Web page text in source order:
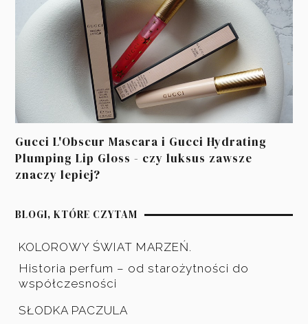
Gucci L'Obscur Mascara i Gucci Hydrating
Plumping Lip Gloss - czy luksus zawsze
znaczy lepiej?
BLOGI, KTÓRE CZYTAM
KOLOROWY ŚWIAT MARZEŃ.
Historia perfum – od starożytności do
współczesności
SŁODKA PACZULA